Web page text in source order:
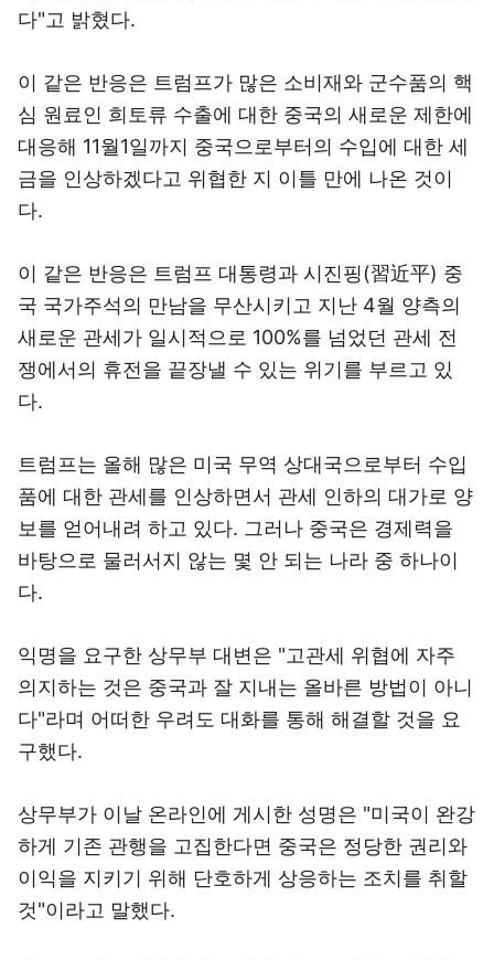
다"고 밝혔다.
이 같은 반응은 트럼프가 많은 소비재와 군수품의 핵
심 원료인 희토류 수출에 대한 중국의 새로운 제한에
대응해 11월1일까지 중국으로부터의 수입에 대한 세
금을 인상하겠다고 위협한 지 이틀 만에 나온 것이
다.
이 같은 반응은 트럼프 대통령과 시진핑(習近平) 중
국 국가주석의 만남을 무산시키고 지난 4월 양측의
새로운 관세가 일시적으로 100%를 넘었던 관세 전
쟁에서의 휴전을 끝장낼 수 있는 위기를 부르고 있
다.
트럼프는 올해 많은 미국 무역 상대국으로부터 수입
품에 대한 관세를 인상하면서 관세 인하의 대가로 양
보를 얻어내려 하고 있다. 그러나 중국은 경제력을
바탕으로 물러서지 않는 몇 안 되는 나라 중 하나이
다.
익명을 요구한 상무부 대변은 "고관세 위협에 자주
의지하는 것은 중국과 잘 지내는 올바른 방법이 아니
다"라며 어떠한 우려도 대화를 통해 해결할 것을 요
구했다.
상무부가 이날 온라인에 게시한 성명은 "미국이 완강
하게 기존 관행을 고집한다면 중국은 정당한 권리와
이익을 지키기 위해 단호하게 상응하는 조치를 취할
것"이라고 말했다.